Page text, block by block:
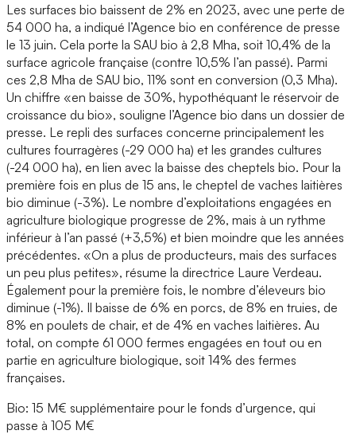
Les surfaces bio baissent de 2% en 2023, avec une perte de
54 000 ha, a indiqué l’Agence bio en conférence de presse
le 13 juin. Cela porte la SAU bio à 2,8 Mha, soit 10,4% de la
surface agricole française (contre 10,5% l’an passé). Parmi
ces 2,8 Mha de SAU bio, 11% sont en conversion (0,3 Mha).
Un chiffre «en baisse de 30%, hypothéquant le réservoir de
croissance du bio», souligne l’Agence bio dans un dossier de
presse. Le repli des surfaces concerne principalement les
cultures fourragères (-29 000 ha) et les grandes cultures
(-24 000 ha), en lien avec la baisse des cheptels bio. Pour la
première fois en plus de 15 ans, le cheptel de vaches laitières
bio diminue (-3%). Le nombre d’exploitations engagées en
agriculture biologique progresse de 2%, mais à un rythme
inférieur à l’an passé (+3,5%) et bien moindre que les années
précédentes. «On a plus de producteurs, mais des surfaces
un peu plus petites», résume la directrice Laure Verdeau.
Également pour la première fois, le nombre d’éleveurs bio
diminue (-1%). Il baisse de 6% en porcs, de 8% en truies, de
8% en poulets de chair, et de 4% en vaches laitières. Au
total, on compte 61 000 fermes engagées en tout ou en
partie en agriculture biologique, soit 14% des fermes
françaises.
Bio: 15 M€ supplémentaire pour le fonds d’urgence, qui
passe à 105 M€